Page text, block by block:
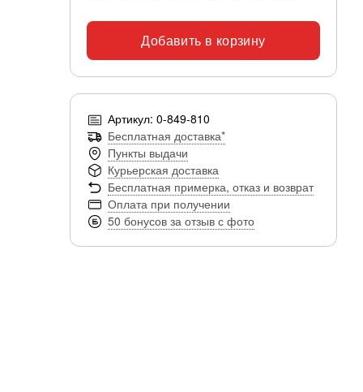
Добавить в корзину
Артикул: 0-849-810
Бесплатная доставка*
Пункты выдачи
Курьерская доставка
Бесплатная примерка, отказ и возврат
Оплата при получении
50 бонусов за отзыв с фото